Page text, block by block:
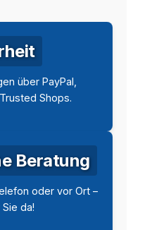
über PayPal,
Shops.
Beratung
oder vor Ort –
da!